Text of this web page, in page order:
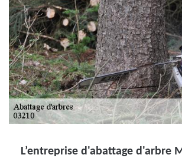
L’entreprise d'abattage d'arbre